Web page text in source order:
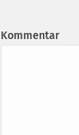
Kommentar